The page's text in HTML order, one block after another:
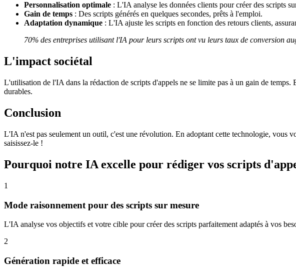
Personnalisation optimale : L'IA analyse les données clients pour créer des scripts
Gain de temps : Des scripts générés en quelques secondes, prêts à l'emploi.
Adaptation dynamique : L'IA ajuste les scripts en fonction des retours clients,
70% des entreprises utilisant l'IA pour leurs scripts ont vu leurs taux de conversion
L'impact sociétal
L'utilisation de l'IA dans la rédaction de scripts d'appels ne se limite pas à un gain de
durables.
Conclusion
L'IA n'est pas seulement un outil, c'est une révolution. En adoptant cette technologie, vous
saisissez-le !
Pourquoi notre IA excelle pour rédiger vos scripts
1
Mode raisonnement pour des scripts sur mesure
L'IA analyse vos objectifs et votre cible pour créer des scripts parfaitement adaptés à vos
2
Génération rapide et efficace